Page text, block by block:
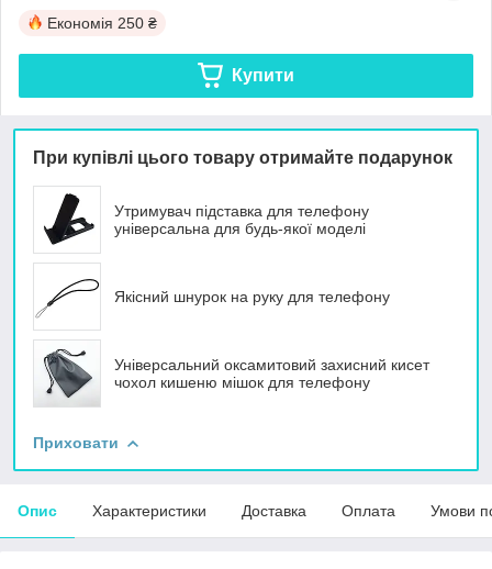
Економія 250 ₴
Купити
При купівлі цього товару отримайте подарунок
Утримувач підставка для телефону
універсальна для будь-якої моделі
Якісний шнурок на руку для телефону
Універсальний оксамитовий захисний кисет
чохол кишеню мішок для телефону
Приховати
Опис Характеристики Доставка Оплата Умови